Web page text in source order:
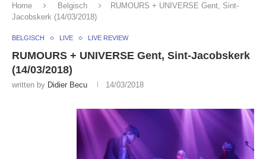
Home Belgisch
RUMOURS + UNIVERSE Gent, Sint-
Jacobskerk (14/03/2018)
BELGISCH LIVE LIVE REVIEW
RUMOURS + UNIVERSE Gent, Sint-Jacobskerk
(14/03/2018)
written by Didier Becu 14/03/2018